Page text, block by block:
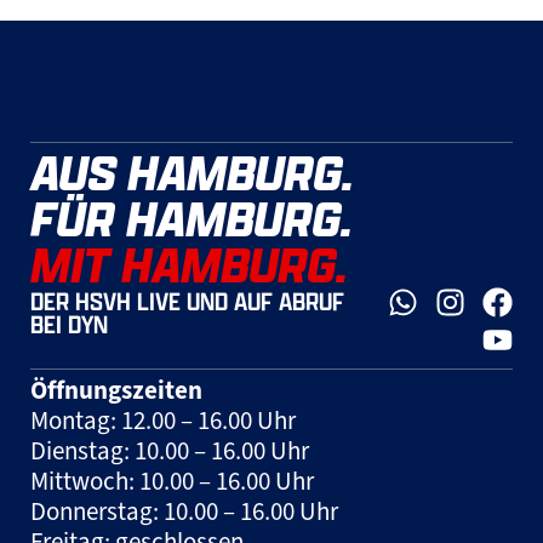
AUS HAMBURG.
FÜR HAMBURG.
MIT HAMBURG.
DER HSVH LIVE UND AUF ABRUF
BEI DYN
Öffnungszeiten
Montag: 12.00 – 16.00 Uhr
Dienstag: 10.00 – 16.00 Uhr
Mittwoch: 10.00 – 16.00 Uhr
Donnerstag: 10.00 – 16.00 Uhr